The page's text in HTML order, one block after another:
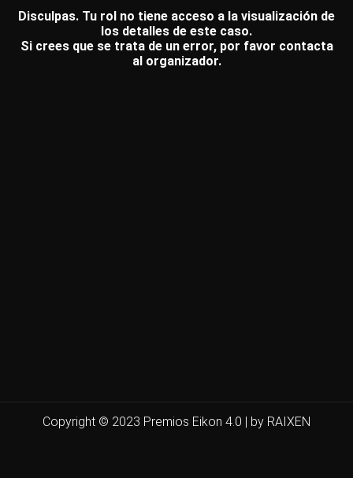
Disculpas. Tu rol no tiene acceso a la visualización de
los detalles de este caso.
Si crees que se trata de un error, por favor contacta
al organizador.
Copyright © 2023 Premios Eikon 4.0 | by RAIXEN